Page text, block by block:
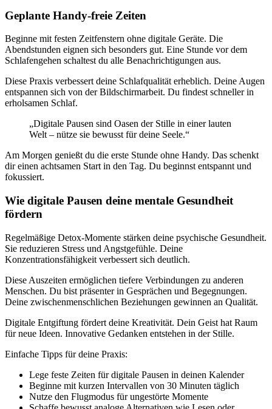
Geplante Handy-freie Zeiten
Beginne mit festen Zeitfenstern ohne digitale Geräte. Die
Abendstunden eignen sich besonders gut. Eine Stunde vor dem
Schlafengehen schaltest du alle Benachrichtigungen aus.
Diese Praxis verbessert deine Schlafqualität erheblich. Deine Augen
entspannen sich von der Bildschirmarbeit. Du findest schneller in
erholsamen Schlaf.
„Digitale Pausen sind Oasen der Stille in einer lauten
Welt – nütze sie bewusst für deine Seele.“
Am Morgen genießt du die erste Stunde ohne Handy. Das schenkt
dir einen achtsamen Start in den Tag. Du beginnst entspannt und
fokussiert.
Wie digitale Pausen deine mentale Gesundheit
fördern
Regelmäßige Detox-Momente stärken deine psychische Gesundheit.
Sie reduzieren Stress und Angstgefühle. Deine
Konzentrationsfähigkeit verbessert sich deutlich.
Diese Auszeiten ermöglichen tiefere Verbindungen zu anderen
Menschen. Du bist präsenter in Gesprächen und Begegnungen.
Deine zwischenmenschlichen Beziehungen gewinnen an Qualität.
Digitale Entgiftung fördert deine Kreativität. Dein Geist hat Raum
für neue Ideen. Innovative Gedanken entstehen in der Stille.
Einfache Tipps für deine Praxis:
Lege feste Zeiten für digitale Pausen in deinen Kalender
Beginne mit kurzen Intervallen von 30 Minuten täglich
Nutze den Flugmodus für ungestörte Momente